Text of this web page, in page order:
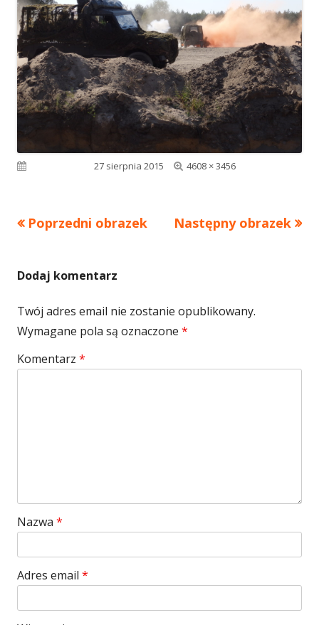
Opublikowano27 sierpnia 2015
Pełny
4608 × 3456
Poprzedni obrazek Następny obrazek
Dodaj komentarz
Twój adres email nie zostanie opublikowany.
Wymagane pola są oznaczone *
Komentarz *
Nazwa *
Adres email *